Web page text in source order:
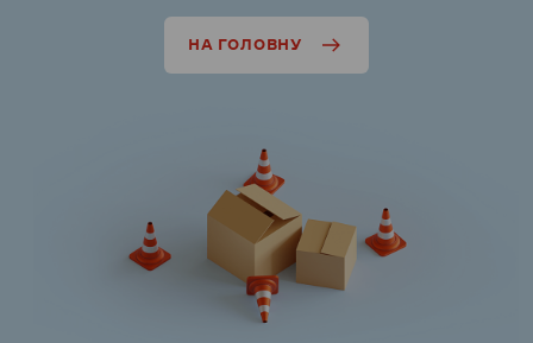
НА ГОЛОВНУ